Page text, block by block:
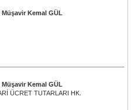
Müşavir Kemal GÜL
Müşavir Kemal GÜL
ÜCRET TUTARLARI HK.